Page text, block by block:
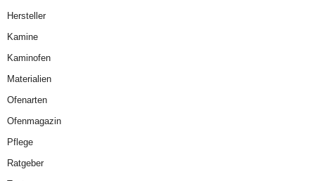
Hersteller
Kamine
Kaminofen
Materialien
Ofenarten
Ofenmagazin
Pflege
Ratgeber